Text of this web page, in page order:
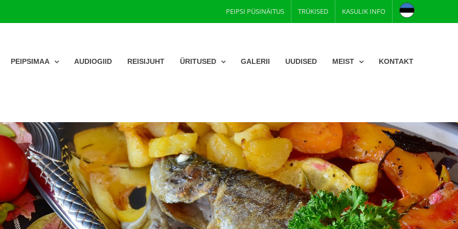
PEIPSI PÜSINÄITUS TRÜKISED KASULIK INFO
PEIPSIMAA AUDIOGIID REISIJUHT ÜRITUSED GALERII UUDISED MEIST KONTAKT